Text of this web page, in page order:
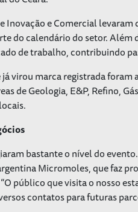
Inovação e Comercial
do calendário do setor.
de trabalho, contribuindo
virou marca registrada
de Geologia, E&P, Refino,
bastante o nível do
Micromoles, que faz
público que visita o nosso
contatos para futuras